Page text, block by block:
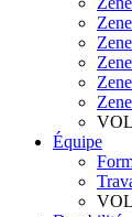
Équipe